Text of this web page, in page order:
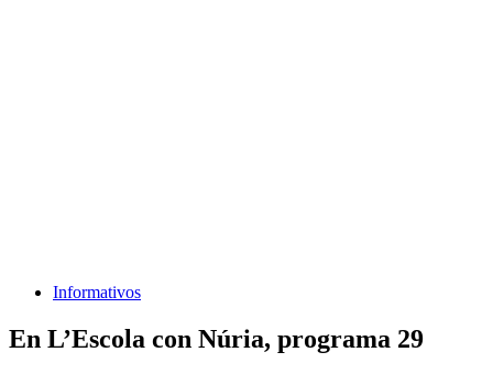
Informativos
En L’Escola con Núria, programa 29